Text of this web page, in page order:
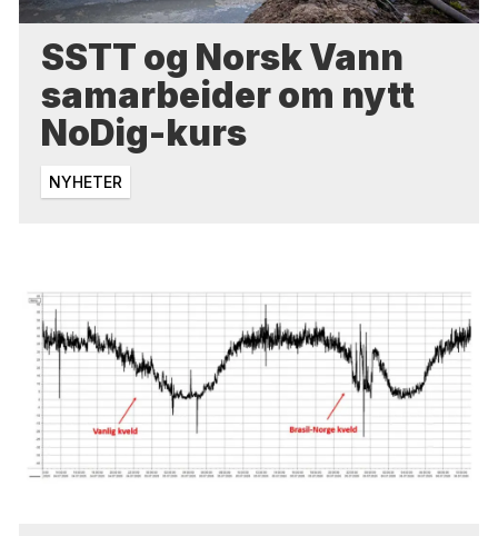
SSTT og Norsk Vann
samarbeider om nytt
NoDig-kurs
NYHETER